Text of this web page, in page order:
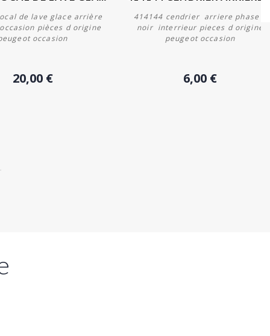
de lave glace arrière
pièces d origine
occasion
20,00 €
414144 cendrier arriere phase 2
noir interrieur pieces d origine
peugeot occasion
6,00 €